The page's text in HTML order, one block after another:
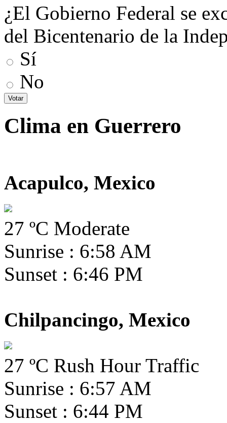
¿El Gobierno Federal se
del Bicentenario de la
Sí
No
Clima en Guerrero
Acapulco, Mexico
27 ºC Moderate
Sunrise : 6:58 AM
Sunset : 6:46 PM
Chilpancingo, Mexico
27 ºC Rush Hour Traffic
Sunrise : 6:57 AM
Sunset : 6:44 PM